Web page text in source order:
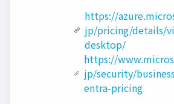
https://
jp/pricing/details/
desktop/
https://
jp/security/
entra-pricing